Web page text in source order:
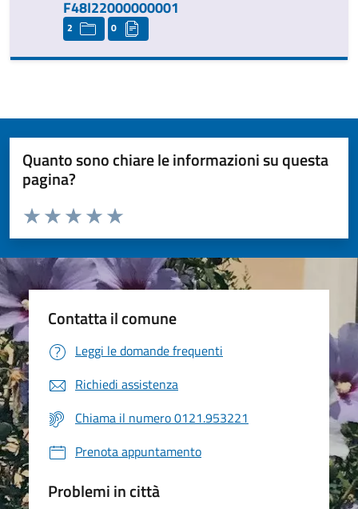
F48I22000000001
2 0
Quanto sono chiare le informazioni su questa
pagina?
Valuta da 1 a 5 stelle la pagina
Valuta 5 stelle su 5
Valuta 4 stelle su 5
Valuta 3 stelle su 5
Valuta 2 stelle su 5
Valuta 1 stelle su 5
Contatta il comune
Leggi le domande frequenti
Richiedi assistenza
Chiama il numero 0121.953221
Prenota appuntamento
Problemi in città